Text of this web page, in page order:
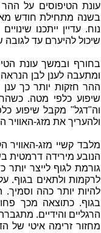
עונת הטיפוסים על
בשנה מתחילת חודש מאי
נוח. עדיין ייתכנו
שיכול להיערם עד לגובה של 3 מטרים במערכת
בחורף ובמשך עונת
ומתעבה לענן לבן
ההר חזקות יותר כך
שיפוע כלפי מטה.
וה"דגל" מקבל שיפוע
ולהעריך את מזג-האוויר
מלבד קשיי מזג-האוויר
הנובע מירידה דרמטית
גורמת לגוף לייצר
לרקמות ולתאים בגוף.
להיות יותר כהה
בגוף. כתוצאה מכך
הרגליים והידיים.
מחזור זרימה איטי של